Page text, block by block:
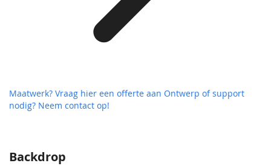
Backdrop
Maatwerk? Vraag hier een offerte aan Ontwerp of support
nodig? Neem contact op!